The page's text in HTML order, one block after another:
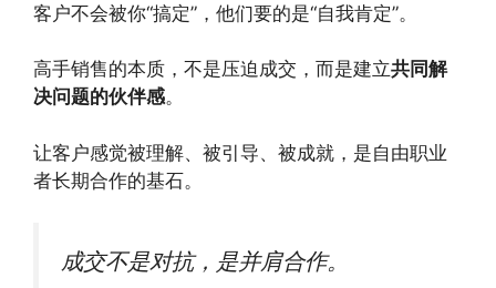
客户不会被你“搞定”，他们要的是“自我肯定”。
高手销售的本质，不是压迫成交，而是建立共同解
决问题的伙伴感。
让客户感觉被理解、被引导、被成就，是自由职业
者长期合作的基石。
成交不是对抗，是并肩合作。